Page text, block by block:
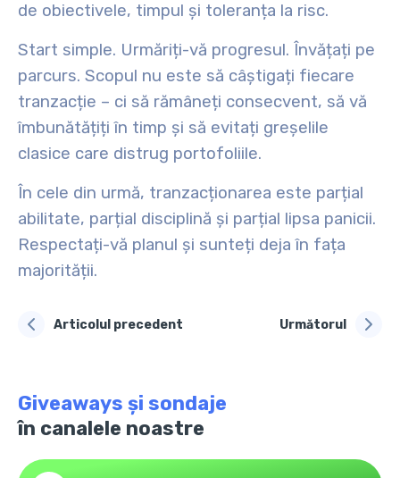
de obiectivele, timpul și toleranța la risc.
Start simple. Urmăriți-vă progresul. Învățați pe
parcurs. Scopul nu este să câștigați fiecare
tranzacție – ci să rămâneți consecvent, să vă
îmbunătățiți în timp și să evitați greșelile
clasice care distrug portofoliile.
În cele din urmă, tranzacționarea este parțial
abilitate, parțial disciplină și parțial lipsa panicii.
Respectați-vă planul și sunteți deja în fața
majorității.
Articolul precedent Următorul
Giveaways și sondaje
în canalele noastre